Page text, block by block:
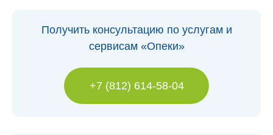
Получить консультацию по услугам и
сервисам «Опеки»
+7 (812) 614-58-04